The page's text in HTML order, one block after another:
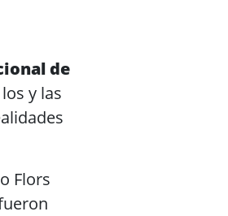
de
y las
Flors